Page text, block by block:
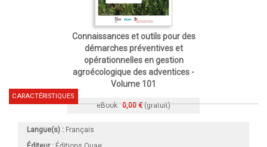
Connaissances et outils pour des
démarches préventives et
opérationnelles en gestion
agroécologique des adventices -
Volume 101
eBook 0,00 €(gratuit)
CARACTÉRISTIQUES
Langue(s) : Français